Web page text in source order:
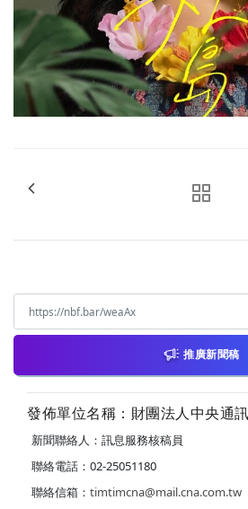
推廣新聞稿
發佈單位名稱：財團法人中央通
新聞聯絡人：訊息服務核稿員
聯絡電話：02-25051180
聯絡信箱： timtimcna@mail.cna.com.tw